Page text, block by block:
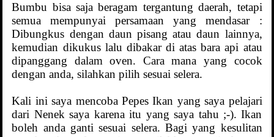
Bumbu bisa saja beragam tergantung daerah, tetapi
semua mempunyai persamaan yang mendasar :
Dibungkus dengan daun pisang atau daun lainnya,
kemudian dikukus lalu dibakar di atas bara api atau
dipanggang dalam oven. Cara mana yang cocok
dengan anda, silahkan pilih sesuai selera.
Kali ini saya mencoba Pepes Ikan yang saya pelajari
dari Nenek saya karena itu yang saya tahu ;-). Ikan
boleh anda ganti sesuai selera. Bagi yang kesulitan